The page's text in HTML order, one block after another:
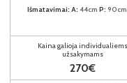
Išmatavimai: A: 44cm P: 90cm
Kaina galioja individualiems
užsakymams
270€